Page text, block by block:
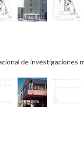
de investigaciones